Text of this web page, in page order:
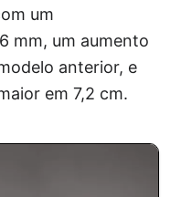
um
mm, um aumento
anterior, e
em 7,2 cm.